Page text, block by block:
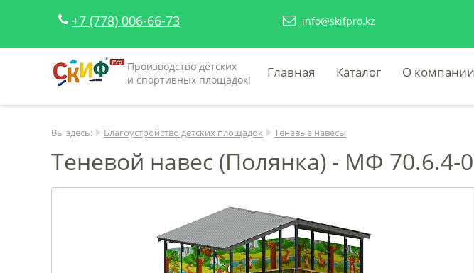
+7 (778) 006-66-73 info@skifpro.kz
Производство детских
и спортивных площадок!
Главная Каталог О компании
Вы здесь: Благоустройство детских площадок Теневые навесы
Теневой навес (Полянка) - МФ 70.6.4-